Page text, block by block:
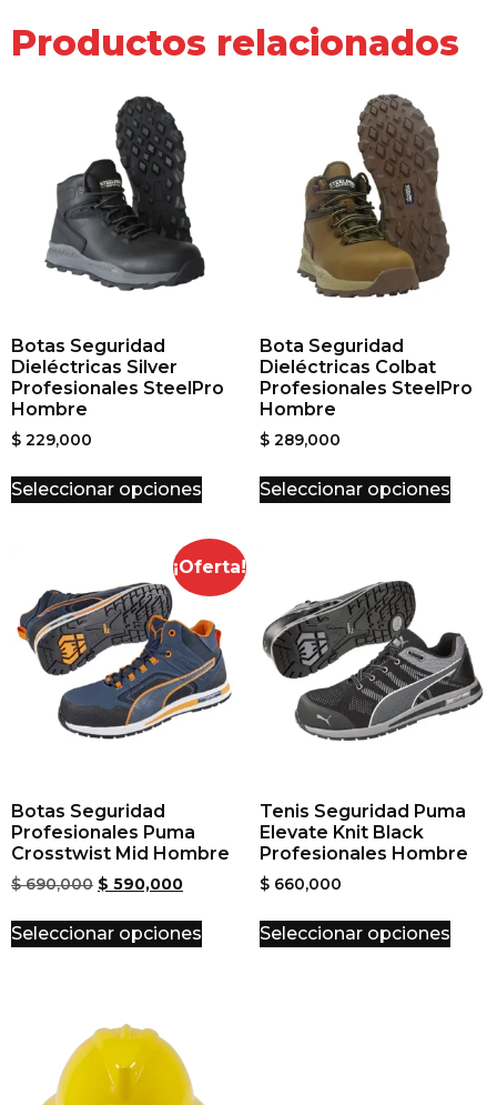
Productos relacionados
Botas Seguridad
Dieléctricas Silver
Profesionales SteelPro
Hombre
$ 229,000
Seleccionar opciones
Bota Seguridad
Dieléctricas Colbat
Profesionales SteelPro
Hombre
$ 289,000
Seleccionar opciones
¡Oferta!
Botas Seguridad
Profesionales Puma
Crosstwist Mid Hombre
$690,000 $ 590,000
Seleccionar opciones
Tenis Seguridad Puma
Elevate Knit Black
Profesionales Hombre
$ 660,000
Seleccionar opciones